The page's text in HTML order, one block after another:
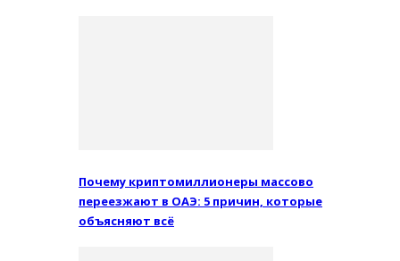
Почему криптомиллионеры массово
переезжают в ОАЭ: 5 причин, которые
объясняют всё